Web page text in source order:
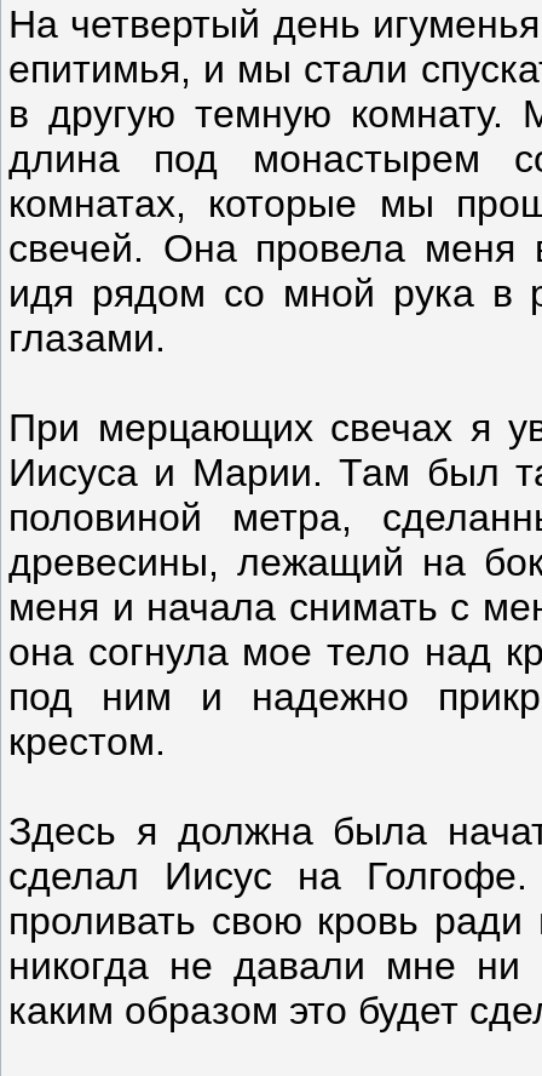
На четвертый день
епитимья, и мы стали
в другую темную
длина под монастырем
комнатах, которые мы
свечей. Она провела
идя рядом со мной рука в
глазами.
При мерцающих свечах я
Иисуса и Марии. Там был
половиной метра,
древесины, лежащий на
меня и начала снимать с
она согнула мое тело над
под ним и надежно
крестом.
Здесь я должна была
сделал Иисус на
проливать свою кровь ради
никогда не давали мне ни
каким образом это будет